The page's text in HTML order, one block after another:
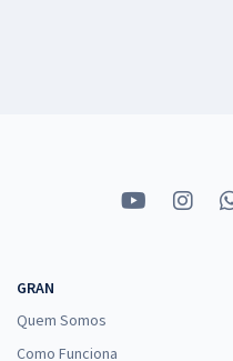
GRAN
Quem Somos
Como Funciona